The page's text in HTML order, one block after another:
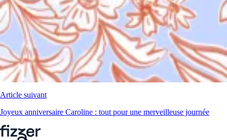
Article suivant
Joyeux anniversaire Caroline : tout pour une merveilleuse journée